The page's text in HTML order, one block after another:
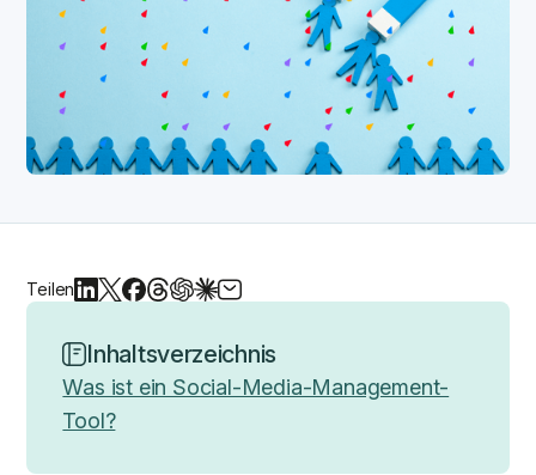
Teilen
Inhaltsverzeichnis
Was ist ein Social-Media-Management-
Tool?